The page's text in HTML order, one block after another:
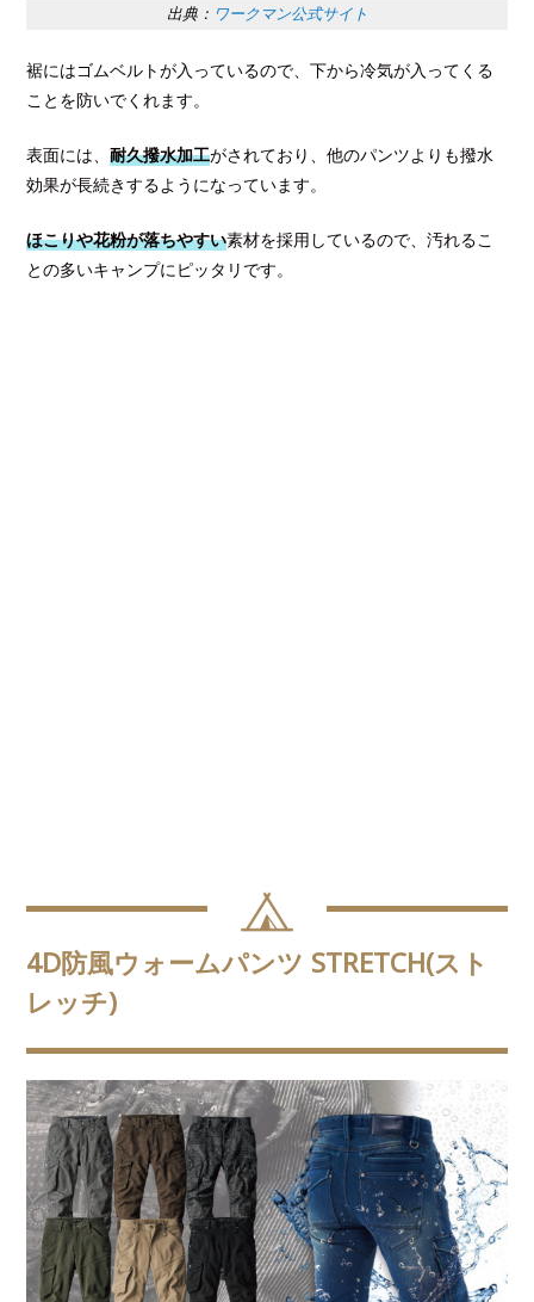
出典： ワークマン公式サイト
裾にはゴムベルトが入っているので、下から冷気が入ってくる
ことを防いでくれます。
表面には、耐久撥水加工がされており、他のパンツよりも撥水
効果が長続きするようになっています。
ほこりや花粉が落ちやすい素材を採用しているので、汚れるこ
との多いキャンプにピッタリです。
4D防風ウォームパンツ STRETCH(スト
レッチ)